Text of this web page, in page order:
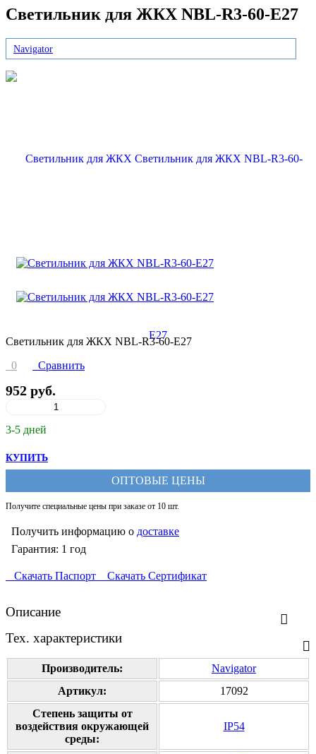
Светильник для ЖКХ NBL-R3-60-E27
Navigator
Светильник для ЖКХ NBL-R3-60-E27
0
Сравнить
952 руб.
3-5 дней
КУПИТЬ
ОПТОВЫЕ ЦЕНЫ
Получите специальные цены при заказе от 10 шт.
Получить информацию о доставке
Гарантия: 1 год
Скачать Паспорт Скачать Сертификат
Описание
Тех. характеристики
Производитель:
Navigator
Артикул:
17092
Степень защиты от
воздействия окружающей
среды:
IP54